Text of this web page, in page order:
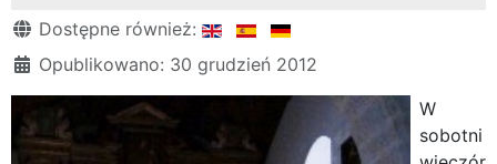
Szczegóły
Dostępne również:
Opublikowano: 30 grudzień 2012
W
sobotni